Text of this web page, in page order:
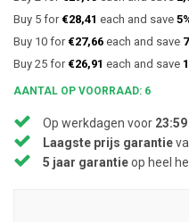
Buy 5 for €28,41 each and save
Buy 10 for €27,66 each and save
Buy 25 for €26,91 each and save
AANTAL OP VOORRAAD: 6
Op werkdagen voor 23:59
Laagste prijs garantie
5 jaar garantieop heel